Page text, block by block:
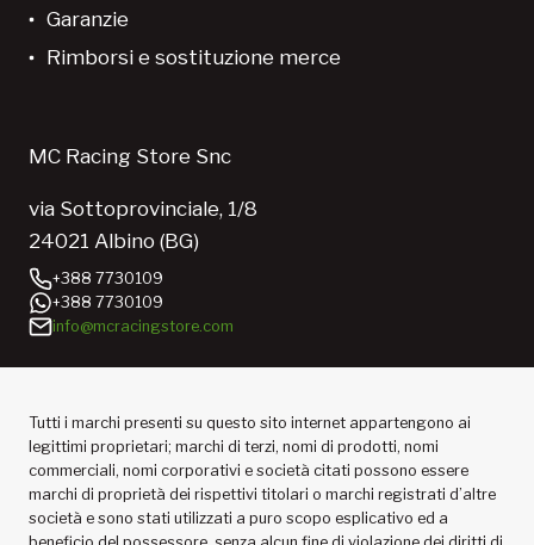
Garanzie
Rimborsi e sostituzione merce
MC Racing Store Snc
via Sottoprovinciale, 1/8
24021 Albino (BG)
+388 7730109
+388 7730109
info@mcracingstore.com
Tutti i marchi presenti su questo sito internet appartengono ai
legittimi proprietari; marchi di terzi, nomi di prodotti, nomi
commerciali, nomi corporativi e società citati possono essere
marchi di proprietà dei rispettivi titolari o marchi registrati d’altre
società e sono stati utilizzati a puro scopo esplicativo ed a